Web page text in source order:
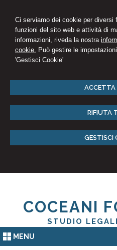
Ci serviamo dei cookie per diversi
funzioni del sito web e attività di
informazioni, riveda la nostra
cookie. Può gestire le
'Gestisci Cookie'
RIFIUTA
GESTISCI
COCEANI
STUDIO
MENU